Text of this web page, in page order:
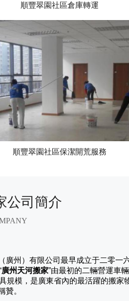
順豐翠園社區倉庫轉運
順豐翠園社區保潔開荒服務
公司簡介
州）有限公司最早成立于二零一
廣州天河搬家”由最初的二輛營運車
規模，是廣東省內的最活躍的搬家
贊。